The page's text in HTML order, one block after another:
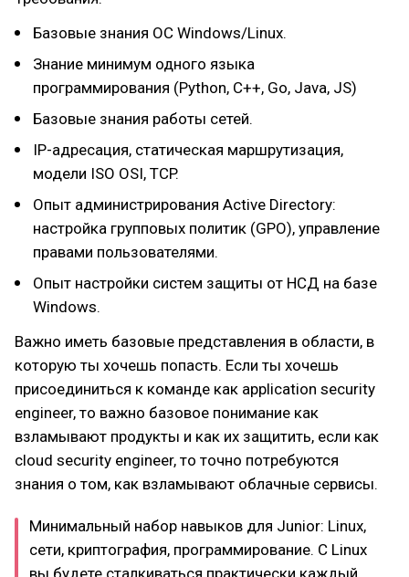
Базовые знания ОС Windows/Linux.
Знание минимум одного языка
программирования (Python, C++, Go, Java, JS)
Базовые знания работы сетей.
IP-адресация, статическая маршрутизация,
модели ISO OSI, TCP.
Опыт администрирования Active Directory:
настройка групповых политик (GPO), управление
правами пользователями.
Опыт настройки систем защиты от НСД на базе
Windows.
Важно иметь базовые представления в области, в
которую ты хочешь попасть. Если ты хочешь
присоединиться к команде как application security
engineer, то важно базовое понимание как
взламывают продукты и как их защитить, если как
cloud security engineer, то точно потребуются
знания о том, как взламывают облачные сервисы.
Минимальный набор навыков для Junior: Linux,
сети, криптография, программирование. С Linux
вы будете сталкиваться практически каждый